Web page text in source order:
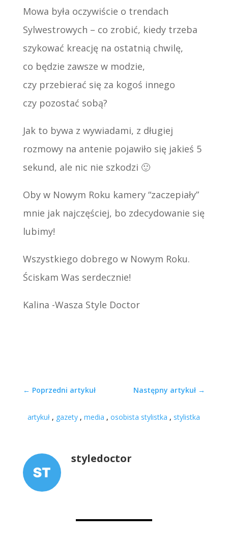
Mowa była oczywiście o trendach
Sylwestrowych – co zrobić, kiedy trzeba
szykować kreację na ostatnią chwilę,
co będzie zawsze w modzie,
czy przebierać się za kogoś innego
czy pozostać sobą?
Jak to bywa z wywiadami, z długiej
rozmowy na antenie pojawiło się jakieś 5
sekund, ale nic nie szkodzi 🙂
Oby w Nowym Roku kamery “zaczepiały”
mnie jak najczęściej, bo zdecydowanie się
lubimy!
Wszystkiego dobrego w Nowym Roku.
Ściskam Was serdecznie!
Kalina -Wasza Style Doctor
← Poprzedni artykuł Następny artykuł →
artykuł , gazety ,media ,osobista stylistka , stylistka
styledoctor